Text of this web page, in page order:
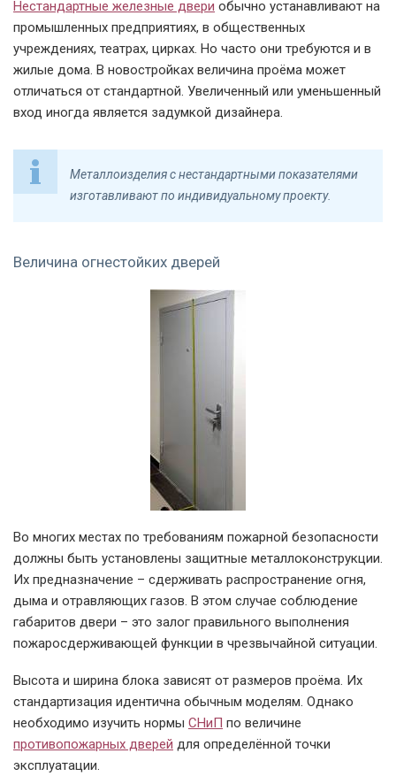
Нестандартные железные двери обычно устанавливают на
промышленных предприятиях, в общественных
учреждениях, театрах, цирках. Но часто они требуются и в
жилые дома. В новостройках величина проёма может
отличаться от стандартной. Увеличенный или уменьшенный
вход иногда является задумкой дизайнера.
Металлоизделия с нестандартными показателями
изготавливают по индивидуальному проекту.
Величина огнестойких дверей
Во многих местах по требованиям пожарной безопасности
должны быть установлены защитные металлоконструкции.
Их предназначение – сдерживать распространение огня,
дыма и отравляющих газов. В этом случае соблюдение
габаритов двери – это залог правильного выполнения
пожаросдерживающей функции в чрезвычайной ситуации.
Высота и ширина блока зависят от размеров проёма. Их
стандартизация идентична обычным моделям. Однако
необходимо изучить нормы СНиП по величине
противопожарных дверей для определённой точки
эксплуатации.